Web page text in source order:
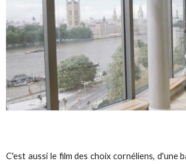
C'est aussi le film des choix cornéliens, d'une